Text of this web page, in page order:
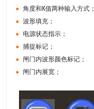
● 角度和K值两种输入方式；
● 波形填充；
● 电源状态指示；
● 捕捉标记；
● 闸门内波形颜色标记；
● 闸门内展宽；